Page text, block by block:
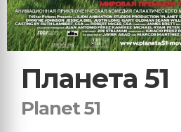
Планета 51
Planet 51